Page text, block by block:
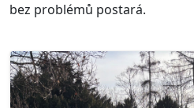
bez problémů postará.